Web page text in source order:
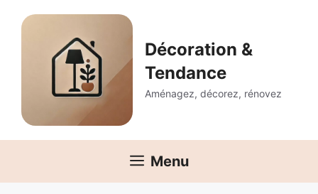
Décoration &
Tendance
Aménagez, décorez, rénovez
Menu